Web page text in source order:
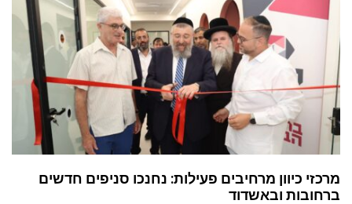
מרכזי כיוון מרחיבים פעילות: נחנכו סניפים חדשים
ברחובות ובאשדוד